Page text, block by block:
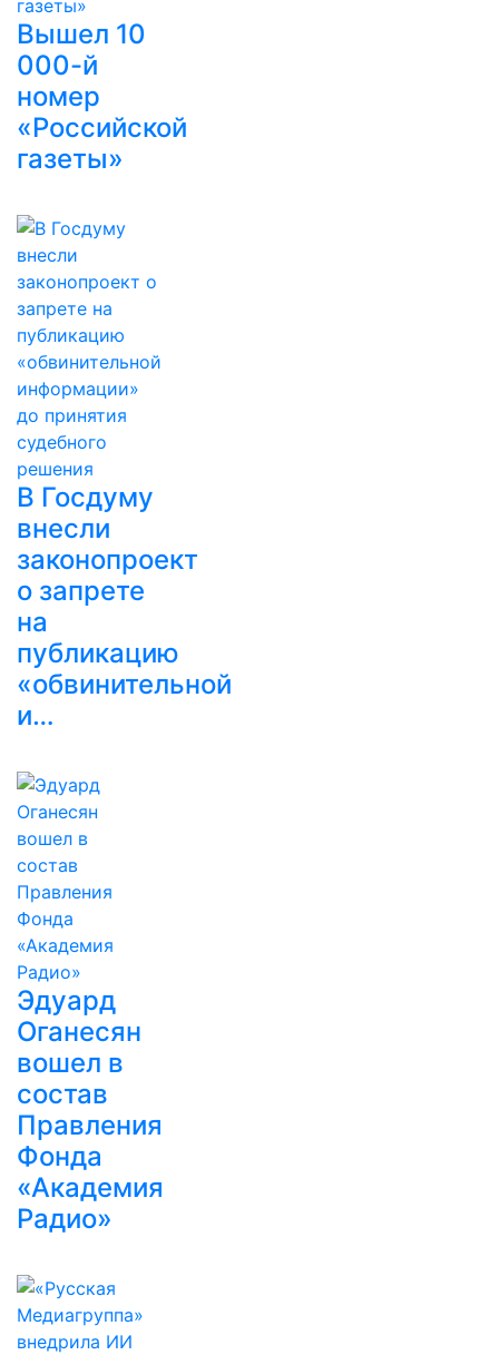
Вышел 10
000-й
номер
«Российской
газеты»
В Госдуму
внесли
законопроект
о запрете
на
публикацию
«обвинительной
и…
Эдуард
Оганесян
вошел в
состав
Правления
Фонда
«Академия
Радио»